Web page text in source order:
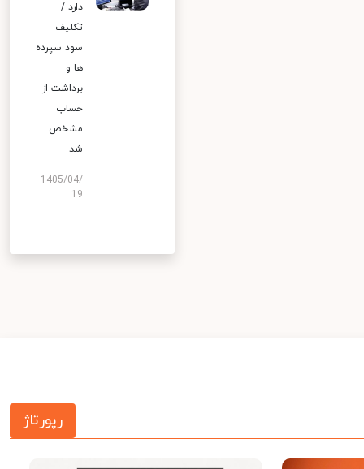
دارد /
تکلیف
سود سپرده
ها و
برداشت از
حساب
مشخص
شد
1405/04/
19
رپورتاژ